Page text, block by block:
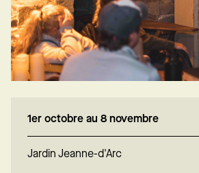
1er octobre au 8 novembre
Jardin Jeanne-d'Arc